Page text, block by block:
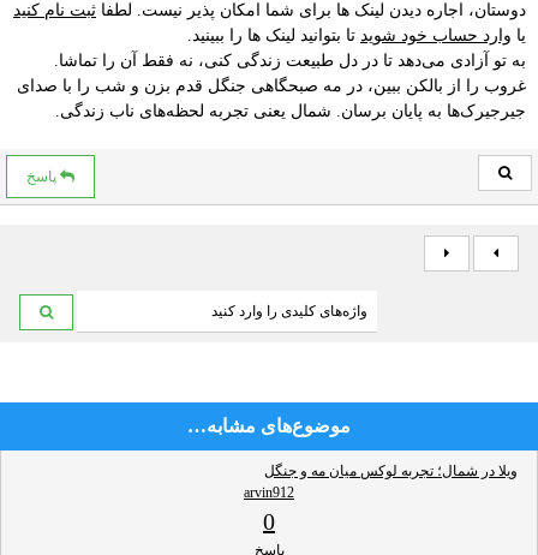
دوستان، اجاره دیدن لینک ها برای شما امکان پذیر نیست. لطفا ثبت نام کنید
یا وارد حساب خود شوید تا بتوانید لینک ها را ببینید.
به تو آزادی می‌دهد تا در دل طبیعت زندگی کنی، نه فقط آن را تماشا.
غروب را از بالکن ببین، در مه صبحگاهی جنگل قدم بزن و شب را با صدای
جیرجیرک‌ها به پایان برسان. شمال یعنی تجربه لحظه‌های ناب زندگی.
پاسخ
موضوع‌های مشابه…
ویلا در شمال؛ تجربه لوکس میان مه و جنگل
arvin912
0
پاسخ